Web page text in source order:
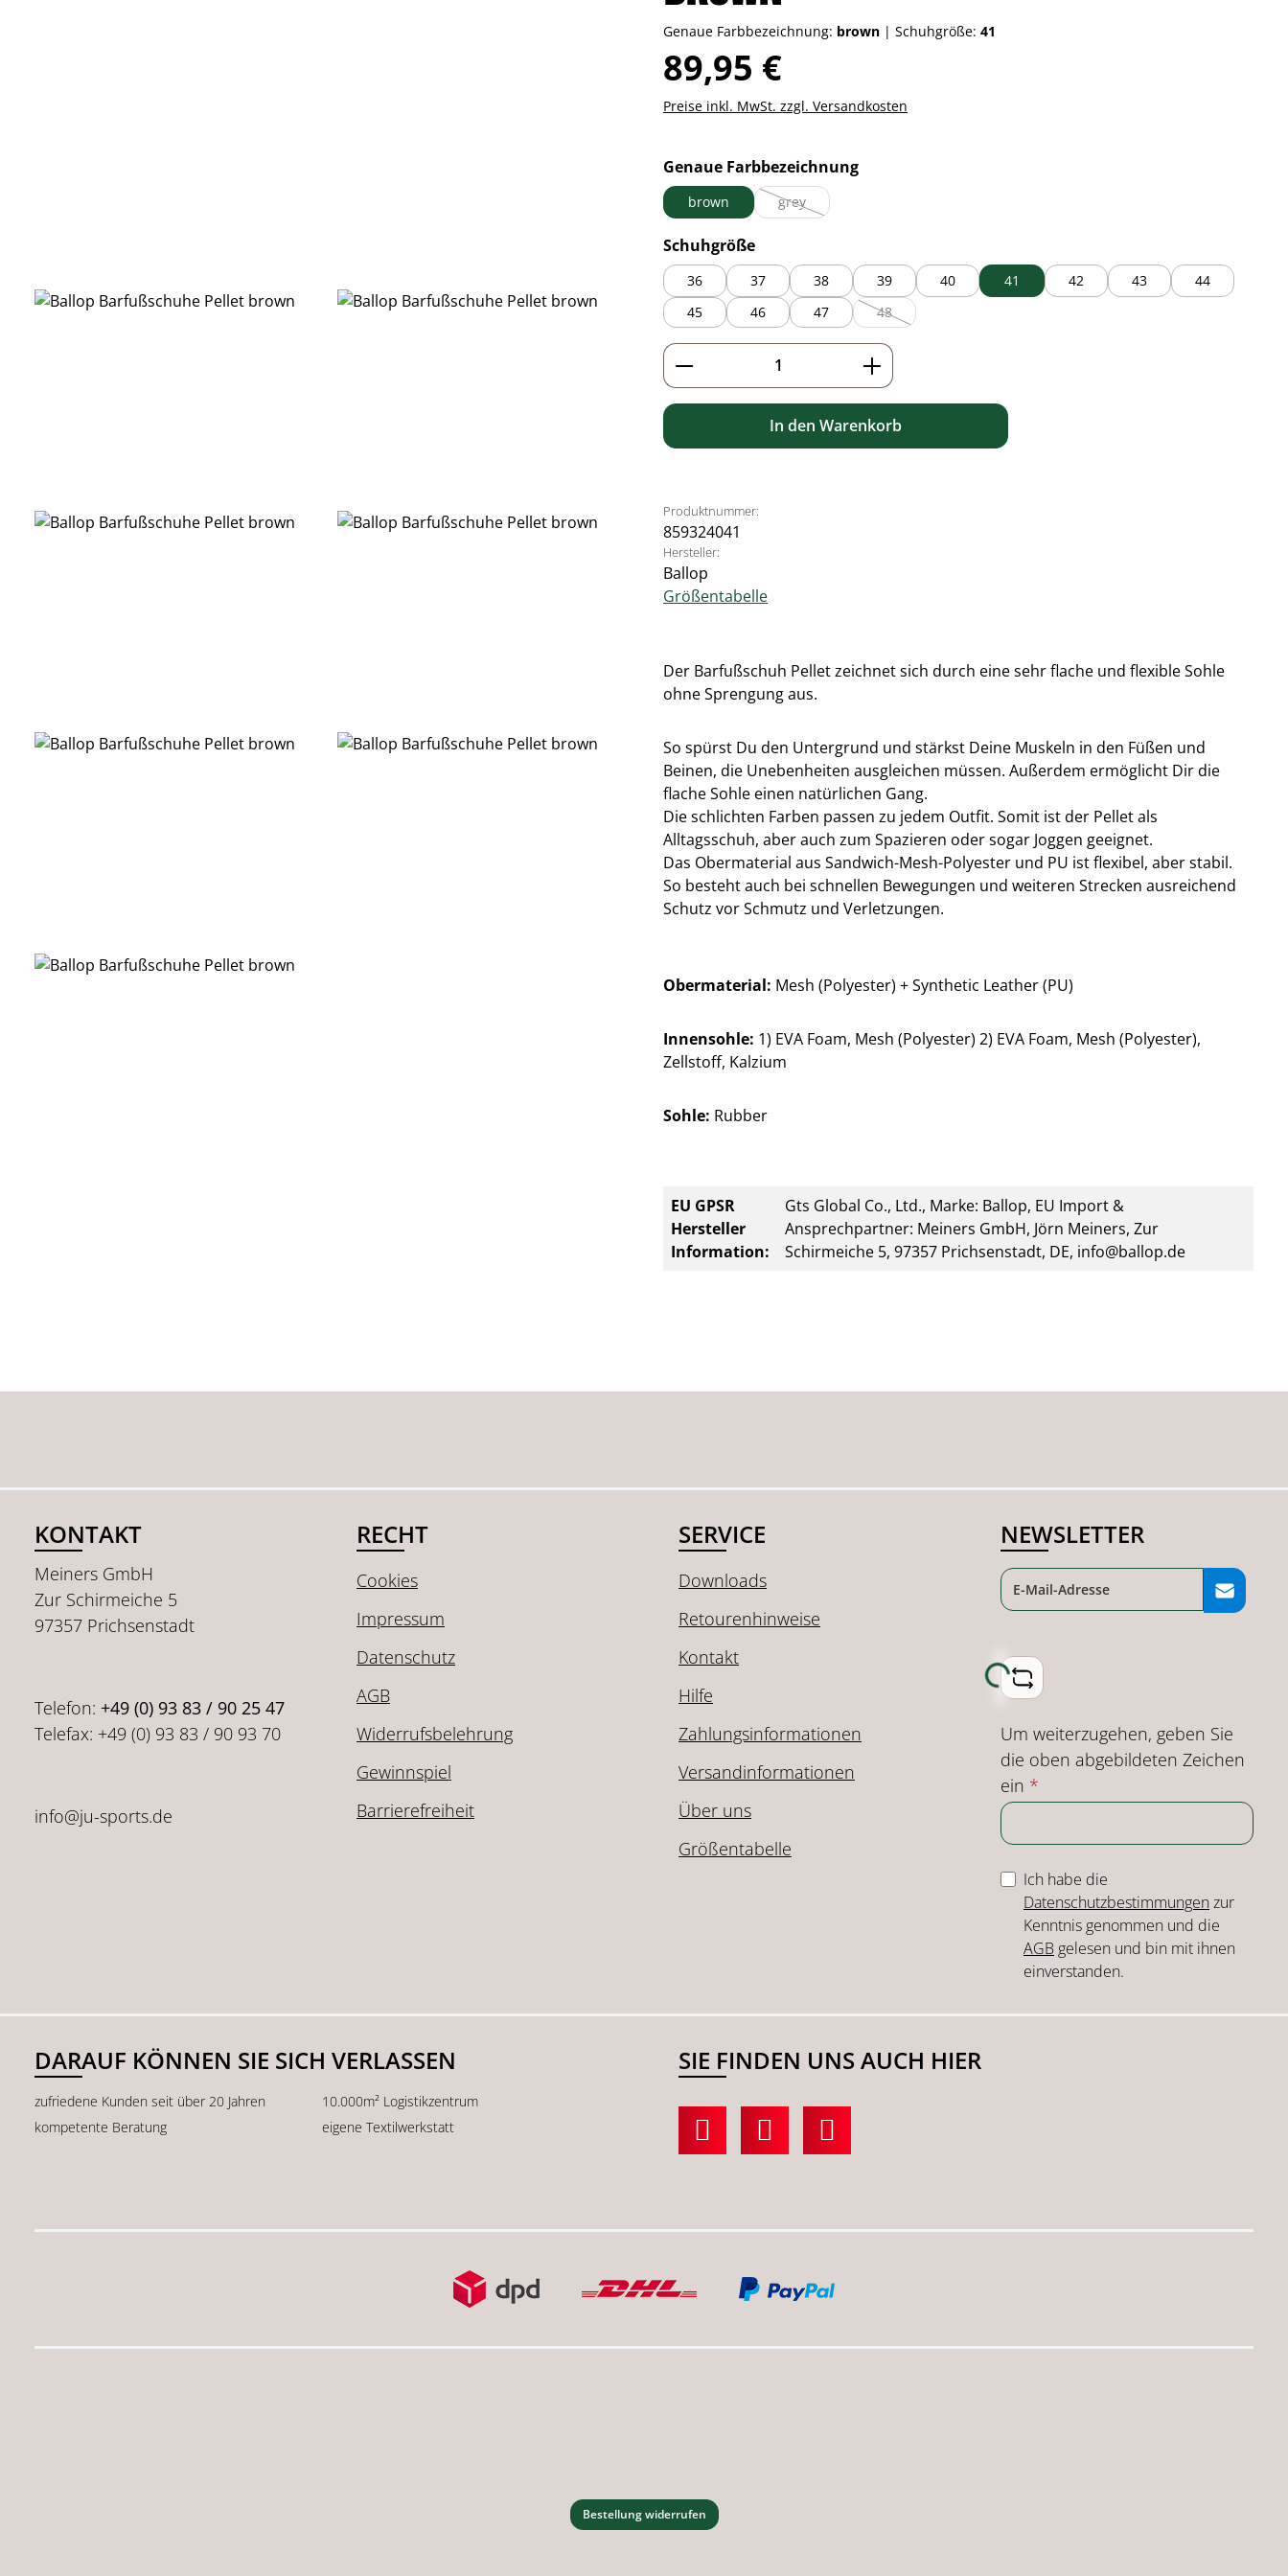
Genaue Farbbezeichnung: brown | Schuhgröße: 41
Regulärer Preis:
89,95 €
Preise inkl. MwSt. zzgl. Versandkosten
Genaue Farbbezeichnungauswählen
brown grey
(Diese Option ist zurzeit nicht verfügbar.)
Schuhgrößeauswählen
36 37 38 39 40 41 42 43
44
45
46 47 48
(Diese Option ist zurzeit nicht verfügbar.)
Produkt Anzahl: Gib den gewünschten Wert ein oder
In den Warenkorb
Produktnummer:
859324041
Hersteller:
Ballop
Größentabelle
Der Barfußschuh Pellet zeichnet sich durch eine sehr flache und flexible Sohle
ohne Sprengung aus.
So spürst Du den Untergrund und stärkst Deine Muskeln in den Füßen und
Beinen, die Unebenheiten ausgleichen müssen. Außerdem ermöglicht Dir die
flache Sohle einen natürlichen Gang.
Die schlichten Farben passen zu jedem Outfit. Somit ist der Pellet als
Alltagsschuh, aber auch zum Spazieren oder sogar Joggen geeignet.
Das Obermaterial aus Sandwich-Mesh-Polyester und PU ist flexibel, aber stabil.
So besteht auch bei schnellen Bewegungen und weiteren Strecken ausreichend
Schutz vor Schmutz und Verletzungen.
Obermaterial: Mesh (Polyester) + Synthetic Leather (PU)
Innensohle: 1) EVA Foam, Mesh (Polyester) 2) EVA Foam, Mesh (Polyester),
Zellstoff, Kalzium
Sohle: Rubber
EU GPSR
Hersteller
Information:
Gts Global Co., Ltd., Marke: Ballop, EU Import &
Ansprechpartner: Meiners GmbH, Jörn Meiners, Zur
Schirmeiche 5, 97357 Prichsenstadt, DE, info@ballop.de
KONTAKT
Meiners GmbH
Zur Schirmeiche 5
97357 Prichsenstadt
Telefon: +49 (0) 93 83 / 90 25 47
Telefax: +49 (0) 93 83 / 90 93 70
info@ju-sports.de
RECHT
Cookies
Impressum
Datenschutz
AGB
Widerrufsbelehrung
Gewinnspiel
Barrierefreiheit
SERVICE
Downloads
Retourenhinweise
Kontakt
Hilfe
Zahlungsinformationen
Versandinformationen
Über uns
Größentabelle
NEWSLETTER
Loading...
Um weiterzugehen, geben Sie
die oben abgebildeten Zeichen
ein *
Ich habe die
Datenschutzbestimmungenzur
Kenntnis genommen und die
AGB gelesen und bin mit ihnen
einverstanden.
DARAUF KÖNNEN SIE SICH VERLASSEN
zufriedene Kunden seit über 20 Jahren
10.000m² Logistikzentrum
kompetente Beratung
eigene Textilwerkstatt
SIE FINDEN UNS AUCH HIER
Bestellung widerrufen